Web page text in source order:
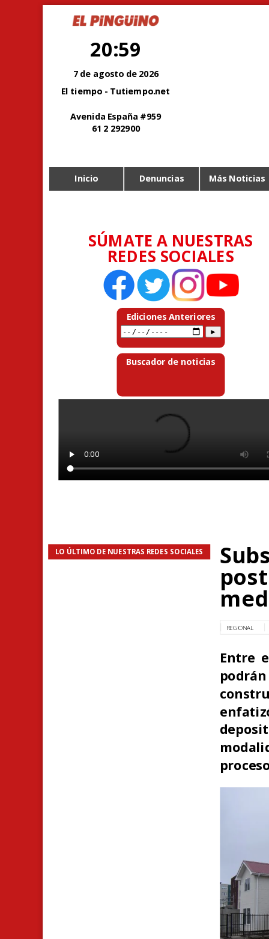
20:59
7 de agosto de 2026
El tiempo - Tutiempo.net
Avenida España #959
61 2 292900
Inicio Denuncias Más Noticias
SÚMATE A NUESTRAS
REDES SOCIALES
Ediciones Anteriores
Buscador de noticias
LO ÚLTIMO DE NUESTRAS REDES SOCIALES
REGIONAL
Entre